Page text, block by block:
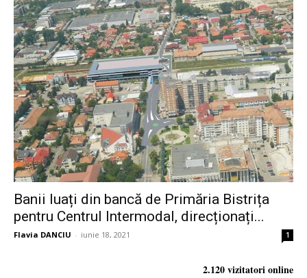
Banii luați din bancă de Primăria Bistrița
pentru Centrul Intermodal, direcționați...
Flavia DANCIU - iunie 18, 2021 1
2.120 vizitatori online